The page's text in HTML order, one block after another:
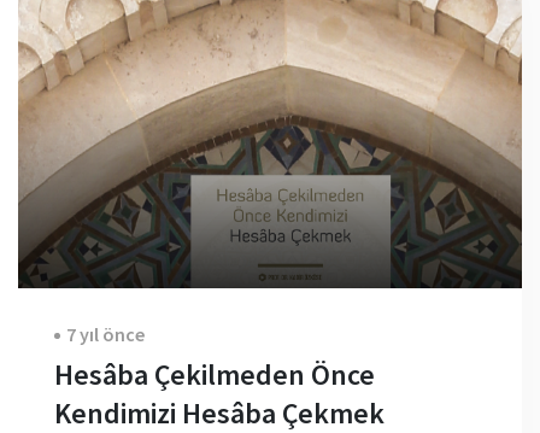
7 yıl önce
Hesâba Çekilmeden Önce
Kendimizi Hesâba Çekmek